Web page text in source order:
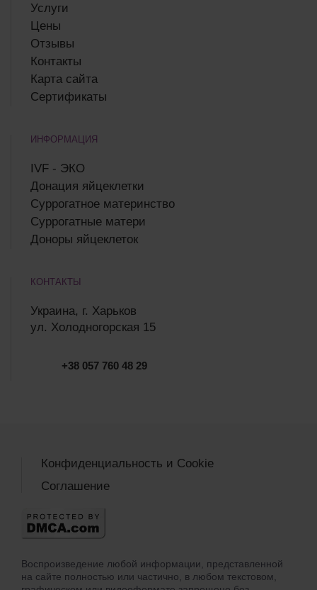
Услуги
Цены
Отзывы
Контакты
Карта сайта
Сертификаты
ИНФОРМАЦИЯ
IVF - ЭКО
Донация яйцеклетки
Суррогатное материнство
Суррогатные матери
Доноры яйцеклеток
КОНТАКТЫ
Украина, г. Харьков
ул. Холодногорская 15
+38 057 760 48 29
Воспроизведение любой информации, представленной
на сайте полностью или частично, в любом текстовом,
Конфиденциальность и Cookie
Соглашение